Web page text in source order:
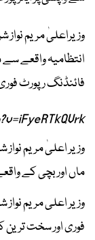
انتظامیہ واقعے سے
فائنڈنگ رپورٹ
وزیر اعلیٰ مریم
ماں اور بچی کے
وزیر اعلی مریم
فوری اور سخت ترین